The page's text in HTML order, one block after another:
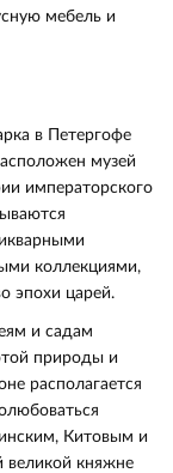
мебель и
в Петергофе
музей
императорского
коллекциями,
эпохи царей.
и садам
природы и
располагается
Китовым и
великой княжне